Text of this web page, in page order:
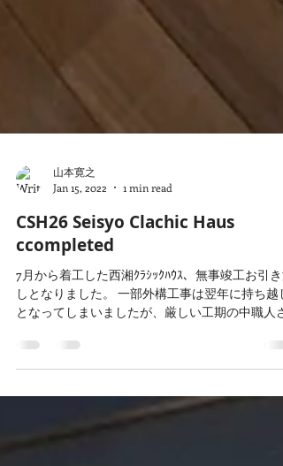
Jan 15, 2022
1 min read
CSH26 Seisyo Clachic Haus
ccompleted
7月から着工した西湘ｸﾗｼｯｸﾊｳｽ、無事竣工お引き
しとなりました。 一部外構工事は翌年に持ち越し
となってしまいましたが、厳しい工期の中職人さ
日はお客様のお誕生日。素敵な日になりました。